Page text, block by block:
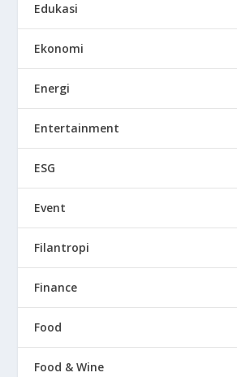
Edukasi
Ekonomi
Energi
Entertainment
ESG
Event
Filantropi
Finance
Food
Food & Wine